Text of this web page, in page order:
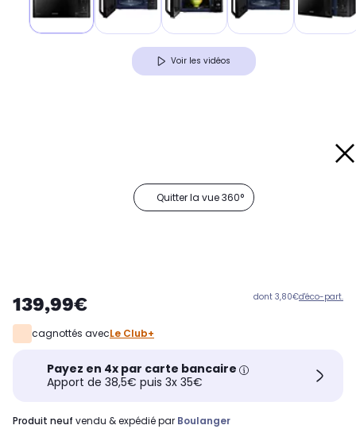
Voir les vidéos
Quitter la vue 360°
139,99€ dont 3,80€d'éco-part.
cagnottés avecLe Club+
Payez en 4x par carte bancaire
Apport de 38,5€ puis 3x 35€
produit neuf vendu & expédié par Boulanger